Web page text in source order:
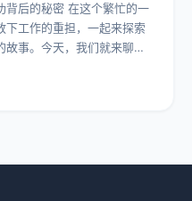
在这个繁忙的一
下工作的重担，一起来探索
事。今天，我们就来聊聊